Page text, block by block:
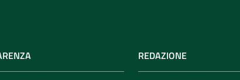
REDAZIONE